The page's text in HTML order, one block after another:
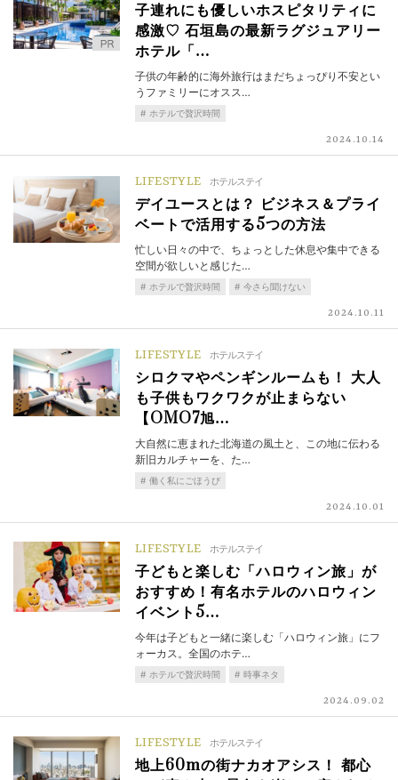
子連れにも優しいホスピタリティに
感激♡ 石垣島の最新ラグジュアリー
ホテル「…
子供の年齢的に海外旅行はまだちょっぴり不安とい
うファミリーにオスス…
ホテルで贅沢時間
2024.10.14
LIFESTYLE ホテルステイ
デイユースとは？ ビジネス＆プライ
ベートで活用する5つの方法
忙しい日々の中で、ちょっとした休息や集中できる
空間が欲しいと感じた…
ホテルで贅沢時間 今さら聞けない
2024.10.11
LIFESTYLE ホテルステイ
シロクマやペンギンルームも！ 大人
も子供もワクワクが止まらない
【OMO7旭…
大自然に恵まれた北海道の風土と、この地に伝わる
新旧カルチャーを、た…
働く私にごほうび
2024.10.01
LIFESTYLE ホテルステイ
子どもと楽しむ「ハロウィン旅」が
おすすめ！有名ホテルのハロウィン
イベント5…
今年は子どもと一緒に楽しむ「ハロウィン旅」にフ
ォーカス。全国のホテ…
ホテルで贅沢時間 時事ネタ
2024.09.02
LIFESTYLE ホテルステイ
地上60mの街ナカオアシス！ 都心